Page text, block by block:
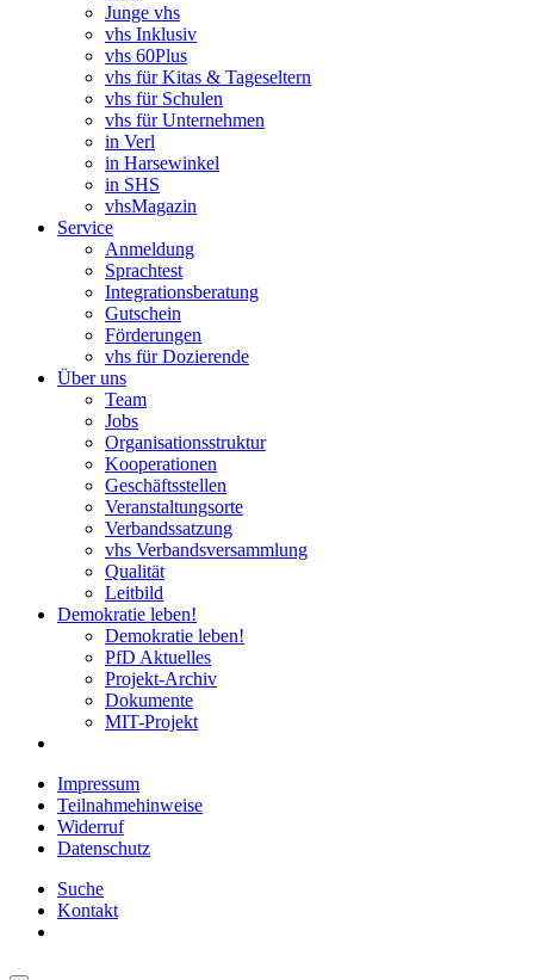
Junge vhs
vhs Inklusiv
vhs 60Plus
vhs für Kitas & Tageseltern
vhs für Schulen
vhs für Unternehmen
in Verl
in Harsewinkel
in SHS
vhsMagazin
Service
Anmeldung
Sprachtest
Integrationsberatung
Gutschein
Förderungen
vhs für Dozierende
Über uns
Team
Jobs
Organisationsstruktur
Kooperationen
Geschäftsstellen
Veranstaltungsorte
Verbandssatzung
vhs Verbandsversammlung
Qualität
Leitbild
Demokratie leben!
Demokratie leben!
PfD Aktuelles
Projekt-Archiv
Dokumente
MIT-Projekt
Impressum
Teilnahmehinweise
Widerruf
Datenschutz
Suche
Kontakt